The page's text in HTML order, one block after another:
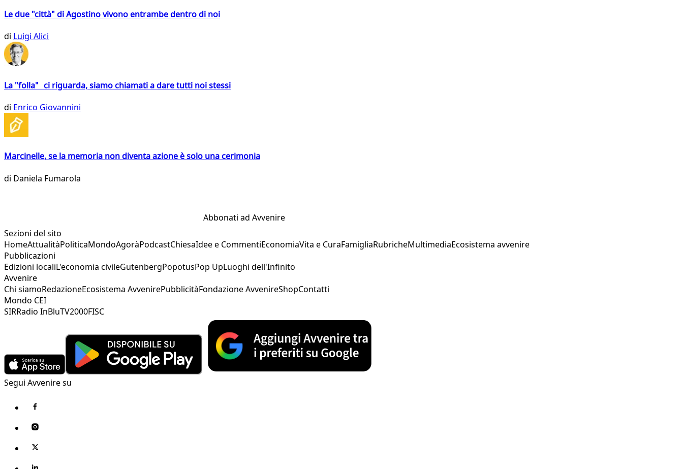
Le due "città" di Agostino vivono entrambe dentro di noi
di Luigi Alici
La "folla" ci riguarda, siamo chiamati a dare tutti noi stessi
di Enrico Giovannini
Marcinelle, se la memoria non diventa azione è solo una cerimonia
di Daniela Fumarola
Abbonati ad Avvenire
Sezioni del sito
HomeAttualitàPoliticaMondoAgoràPodcastChiesaIdee e CommentiEconomiaVita e CuraFamigliaRubricheMultimediaEcosistema avvenire
Pubblicazioni
Edizioni localiL'economia civileGutenbergPopotusPop UpLuoghi dell'Infinito
Avvenire
Chi siamoRedazioneEcosistema AvvenirePubblicitàFondazione AvvenireShopContatti
Mondo CEI
SIRRadio InBluTV2000FISC
Segui Avvenire su